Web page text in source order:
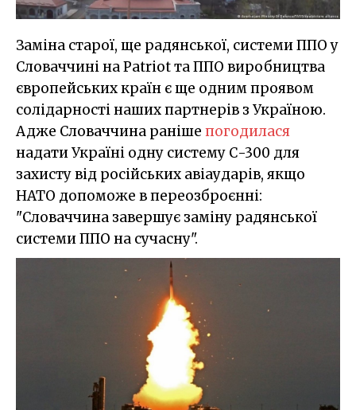
Заміна старої, ще радянської, системи ППО у
Словаччині на Patriot та ППО виробництва
європейських країн є ще одним проявом
солідарності наших партнерів з Україною.
Адже Словаччина раніше погодилася
надати Україні одну систему С-300 для
захисту від російських авіаударів, якщо
НАТО допоможе в переозброєнні:
"Словаччина завершує заміну радянської
системи ППО на сучасну".